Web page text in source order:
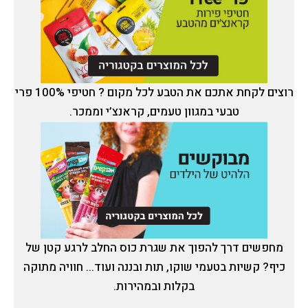
רוצים לקחת אתכם את הטבע לכל מקום ? חטיפי 100% פרי
טבעי במגוון טעמים, קראנצ’י וממכר.
מחפשים דרך להפוך את שגרת כוס החלב לרגע קטן של
כיף? קשיות בטעמי שוקו, תות ובננה ועוד... חוויה מתוקה
בקלות ובמהירות.